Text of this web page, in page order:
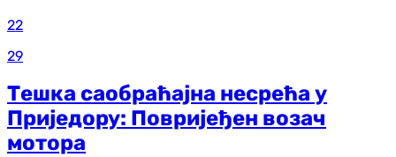
22
29
Тешка саобраћајна несрећа у
Приједору: Повријеђен возач
мотора